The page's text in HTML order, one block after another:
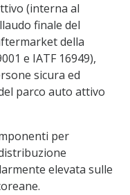
(interna al
finale del
della
e IATF 16949),
sicura ed
parco auto attivo
per
elevata sulle